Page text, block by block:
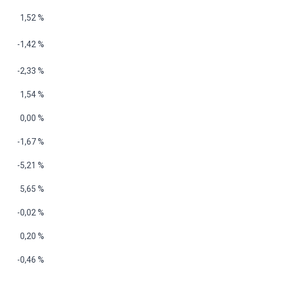
1,52 %
-1,42 %
-2,33 %
1,54 %
0,00 %
-1,67 %
-5,21 %
5,65 %
-0,02 %
0,20 %
-0,46 %